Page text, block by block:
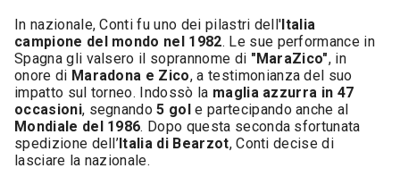
In nazionale, Conti fu uno dei pilastri dell'Italia
campione del mondo nel 1982. Le sue performance in
Spagna gli valsero il soprannome di "MaraZico", in
onore di Maradona e Zico, a testimonianza del suo
impatto sul torneo. Indossò la maglia azzurra in 47
occasioni, segnando5 gol e partecipando anche al
Mondiale del 1986. Dopo questa seconda sfortunata
spedizione dell’Italia di Bearzot, Conti decise di
lasciare la nazionale.